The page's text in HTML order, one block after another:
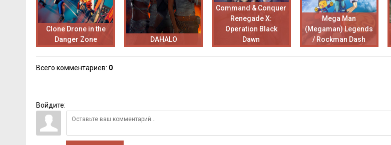
Clone Drone in the
Danger Zone
DAHALO
Command & Conquer
Renegade X:
Operation Black
Dawn
Mega Man
(Megaman) Legends
/ Rockman Dash
Всего комментариев: 0
Войдите: